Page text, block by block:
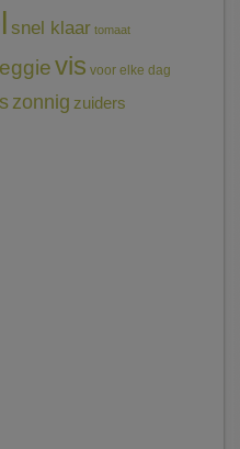
snel klaar tomaat
vis voor elke dag
zonnig zuiders